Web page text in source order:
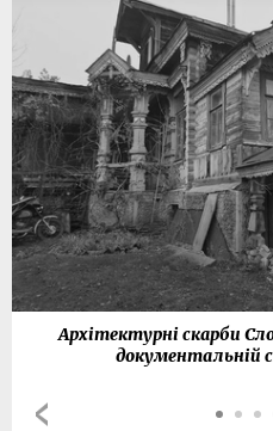
Архітектурні скарби
документальній